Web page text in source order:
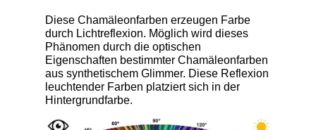
Diese Chamäleonfarben erzeugen Farbe
durch Lichtreflexion. Möglich wird dieses
Phänomen durch die optischen
Eigenschaften bestimmter Chamäleonfarben
aus synthetischem Glimmer. Diese Reflexion
leuchtender Farben platziert sich in der
Hintergrundfarbe.